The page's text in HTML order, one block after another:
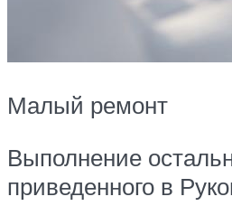
Малый ремонт
Выполнение
приведенного в